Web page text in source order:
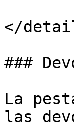
</
###
La
las